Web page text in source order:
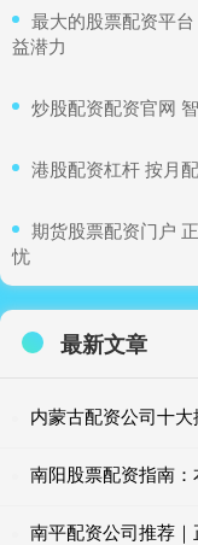
最大的股票配资平
益潜力
炒股配资配资官网
港股配资杠杆 按月
期货股票配资门户
忧
最新文章
内蒙古配资公司十大
南阳股票配资指南
南平配资公司推荐